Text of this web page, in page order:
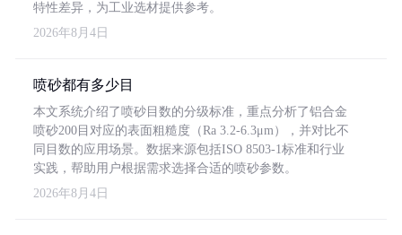
特性差异，为工业选材提供参考。
2026年8月4日
喷砂都有多少目
本文系统介绍了喷砂目数的分级标准，重点分析了铝合金
喷砂200目对应的表面粗糙度（Ra 3.2-6.3μm），并对比不
同目数的应用场景。数据来源包括ISO 8503-1标准和行业
实践，帮助用户根据需求选择合适的喷砂参数。
2026年8月4日